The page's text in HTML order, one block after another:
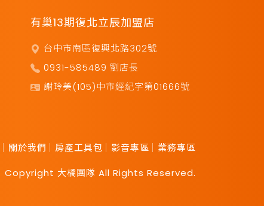
有巢13期復北立辰加盟店
台中市南區復興北路302號
0931-585489 劉店長
謝玲美(105)中市經紀字第01666號
關於我們 房產工具包 影音專區
業務專區
Copyright 大橘團隊 All Rights Reserved.